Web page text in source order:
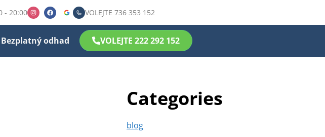
- 20:00 VOLEJTE 736 353 152
Bezplatný odhad VOLEJTE 222 292 152
Categories
blog